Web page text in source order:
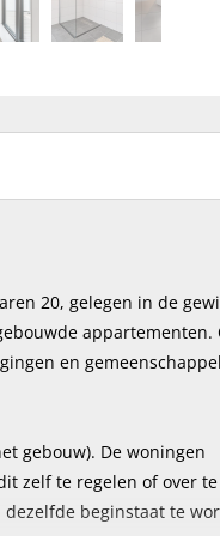
20, gelegen in de
appartementen.
en
gebouw). De woningen
zelf te regelen of over te
beginstaat te